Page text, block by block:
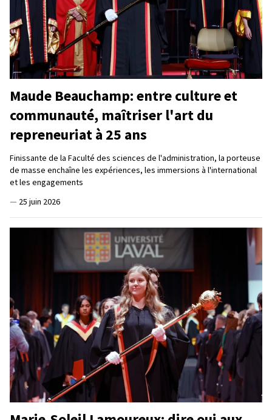
Maude Beauchamp: entre culture et
communauté, maîtriser l'art du
repreneuriat à 25 ans
Finissante de la Faculté des sciences de l'administration, la porteuse
de masse enchaîne les expériences, les immersions à l'international
et les engagements
— 25 juin 2026